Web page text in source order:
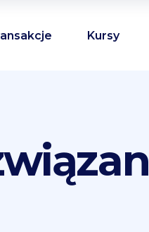
Kursy